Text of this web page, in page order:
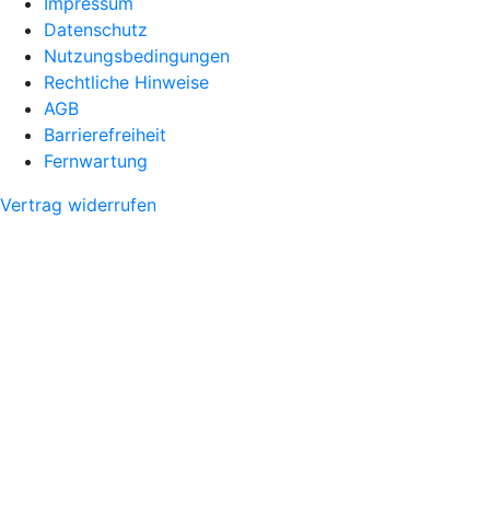
Datenschutz
Nutzungsbedingungen
Rechtliche Hinweise
AGB
Barrierefreiheit
Fernwartung
Vertrag widerrufen